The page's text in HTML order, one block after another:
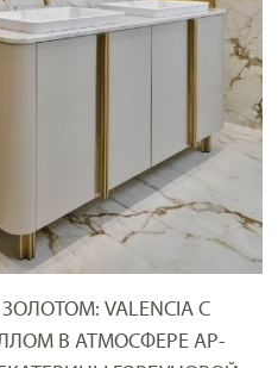
VALENCIA С
В АТМОСФЕРЕ АР-